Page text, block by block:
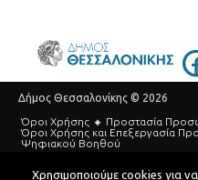
Δήμος Θεσσαλονίκης © 2026
Όροι Χρήσης
Προστασία
Όροι Xρήσης και Eπεξεργασία
Ψηφιακού Βοηθού
Τηλεφωνικός Κατάλογος
Χρησιμοποιούμε cookies για